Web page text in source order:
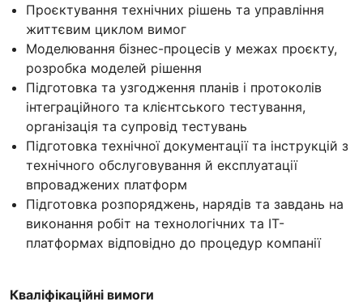
Проєктування технічних рішень та управління
життєвим циклом вимог
Моделювання бізнес-процесів у межах проєкту,
розробка моделей рішення
Підготовка та узгодження планів і протоколів
інтеграційного та клієнтського тестування,
організація та супровід тестувань
Підготовка технічної документації та інструкцій з
технічного обслуговування й експлуатації
впроваджених платформ
Підготовка розпоряджень, нарядів та завдань на
виконання робіт на технологічних та IT-
платформах відповідно до процедур компанії
Кваліфікаційні вимоги